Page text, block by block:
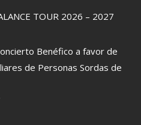
TOUR 2026 – 2027
Benéfico a favor de
de Personas Sordas de